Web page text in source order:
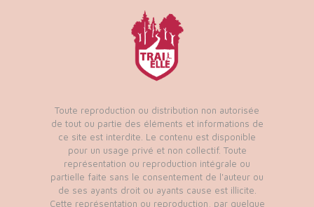
Toute reproduction ou distribution non autorisée
de tout ou partie des éléments et informations de
ce site est interdite. Le contenu est disponible
pour un usage privé et non collectif. Toute
représentation ou reproduction intégrale ou
partielle faite sans le consentement de l'auteur ou
de ses ayants droit ou ayants cause est illicite.
Cette représentation ou reproduction, par quelque